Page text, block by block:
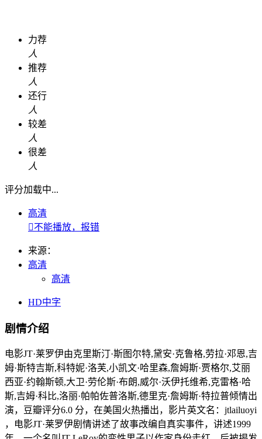
力荐
人
推荐
人
还行
人
较差
人
很差
人
评分加载中...
高清
不能播放，报错
来源：
高清
高清
HD中字
剧情介绍
电影JT·莱罗伊由克里斯汀·斯图尔特,黛安·克鲁格,劳拉·邓恩,吉
姆·斯特吉斯,科特妮·洛芙,小凯文·哈里森,詹姆斯·贾格尔,艾丽
西亚·约翰斯顿,大卫·劳伦斯·布朗,威尔·沃伊托维希,克雷格·哈
斯,吉姆·科比,洛丽·帕帕佐普洛斯,德里克·詹姆斯·特拉普倾情出
演，豆瓣评分6.0 分，在美国火热播出，影片英文名：jtlailuoyi
，电影JT·莱罗伊剧情讲述了故事改编自真实事件，讲述1999